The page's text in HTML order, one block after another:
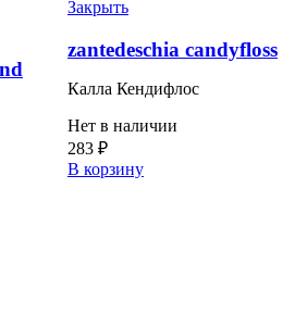
Закрыть
zantedeschia candyfloss
Калла Кендифлос
Нет в наличии
283 ₽
В корзину